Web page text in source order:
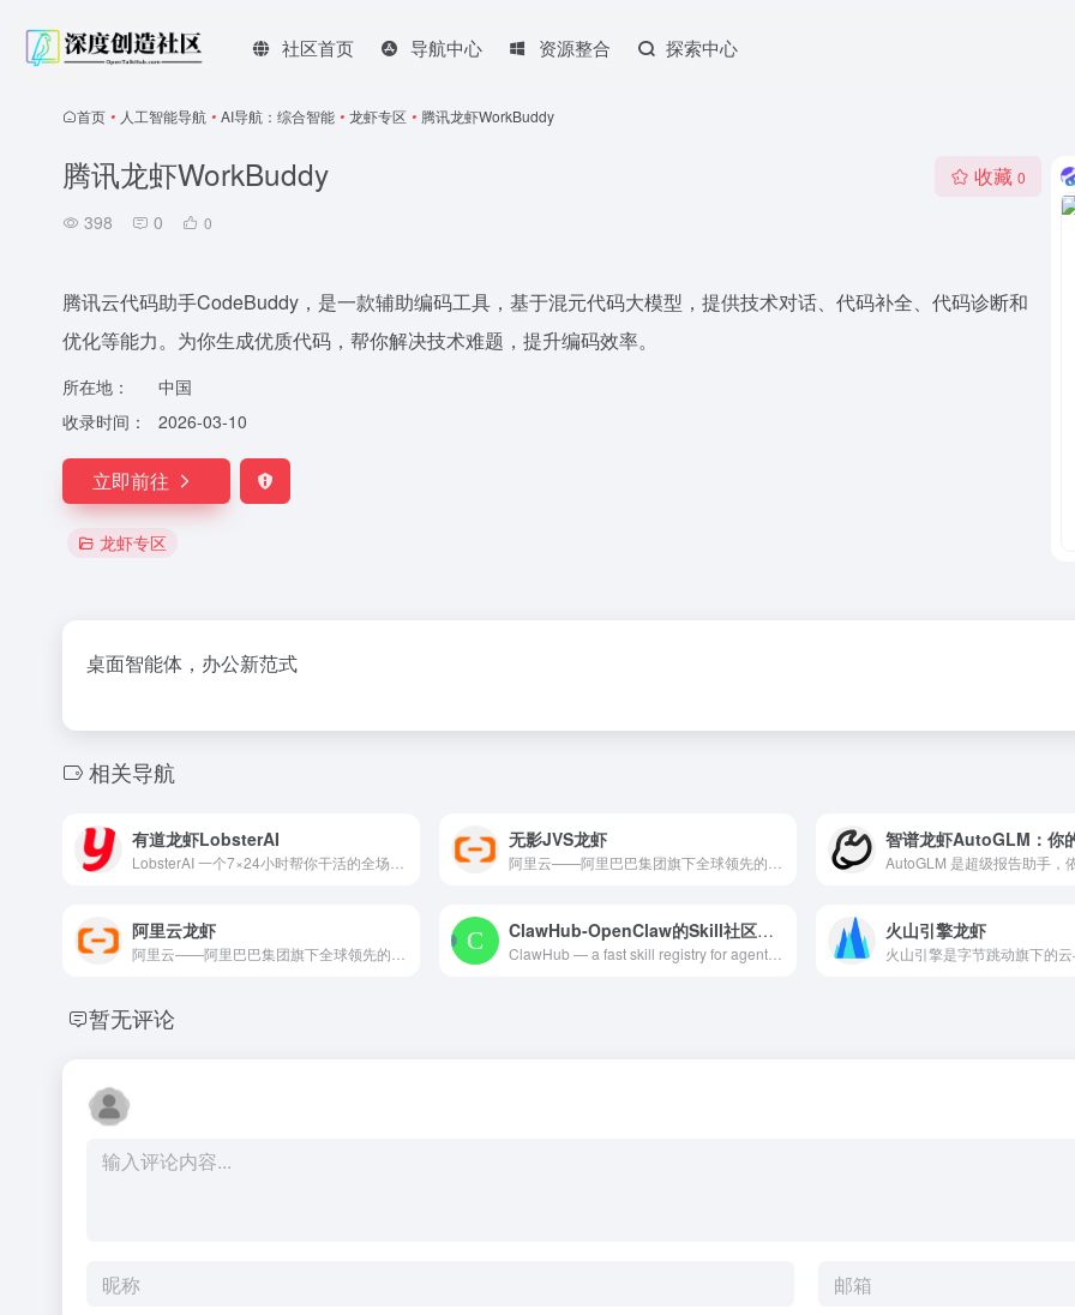
社区首页 导航中心 资源整合 探索中心
首页 • 人工智能导航 • AI导航：综合智能 • 龙虾专区 • 腾讯龙虾WorkBuddy
腾讯龙虾WorkBuddy
398 0 0
收藏 0
腾讯云代码助手CodeBuddy，是一款辅助编码工具，基于混元代码大模型，提供技术对话、代码补全、代码诊断和
优化等能力。为你生成优质代码，帮你解决技术难题，提升编码效率。
所在地：
中国
收录时间：
2026-03-10
立即前往
龙虾专区
桌面智能体，办公新范式
相关导航
有道龙虾LobsterAI 无影JVS龙虾
阿里云龙虾 ClawHub-OpenClaw的Skill社区平台，专为“龙虾”智能体用户提供技能包 火山引擎龙虾
暂无评论